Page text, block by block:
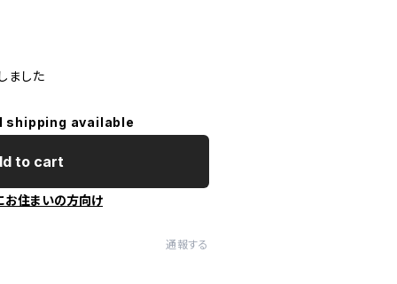
ました
shipping available
to cart
お住まいの方向け
通報する